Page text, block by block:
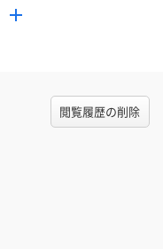
閲覧履歴の削除